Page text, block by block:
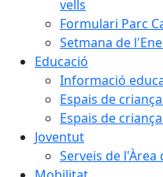
vells
Formulari Parc
Setmana de
Educació
Informació
Espais de
Espais de
Joventut
Serveis de l'Àrea